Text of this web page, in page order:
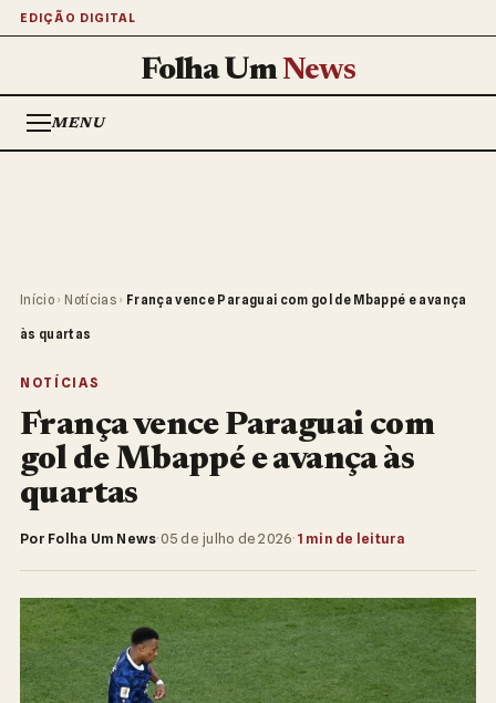
EDIÇÃO DIGITAL
Folha UmNews
MENU
Início › Notícias › França vence Paraguai com gol de Mbappé e avança
às quartas
NOTÍCIAS
França vence Paraguai com
gol de Mbappé e avança às
quartas
Por Folha Um News·05 de julho de 2026· 1 min de leitura